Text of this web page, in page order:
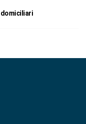
domiciliari